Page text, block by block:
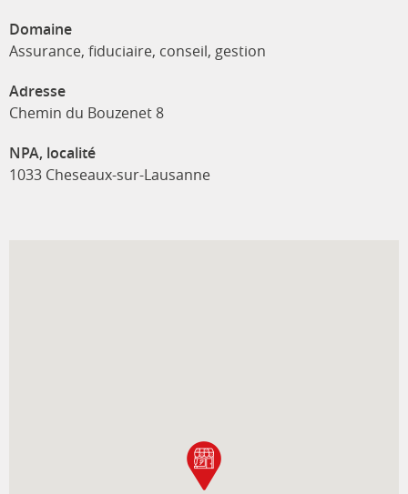
Domaine
Assurance, fiduciaire, conseil, gestion
Adresse
Chemin du Bouzenet 8
NPA, localité
1033 Cheseaux-sur-Lausanne